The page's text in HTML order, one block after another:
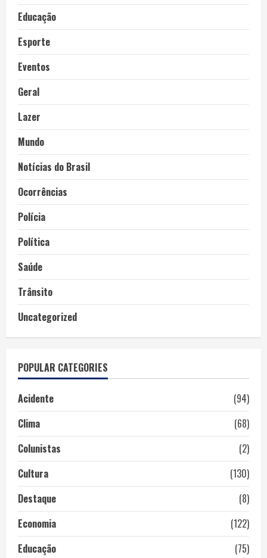
Educação
Esporte
Eventos
Geral
Lazer
Mundo
Notícias do Brasil
Ocorrências
Polícia
Política
Saúde
Trânsito
Uncategorized
POPULAR CATEGORIES
Acidente
(94)
Clima
(68)
Colunistas
(2)
Cultura
(130)
Destaque
(8)
Economia
(122)
Educação
(75)